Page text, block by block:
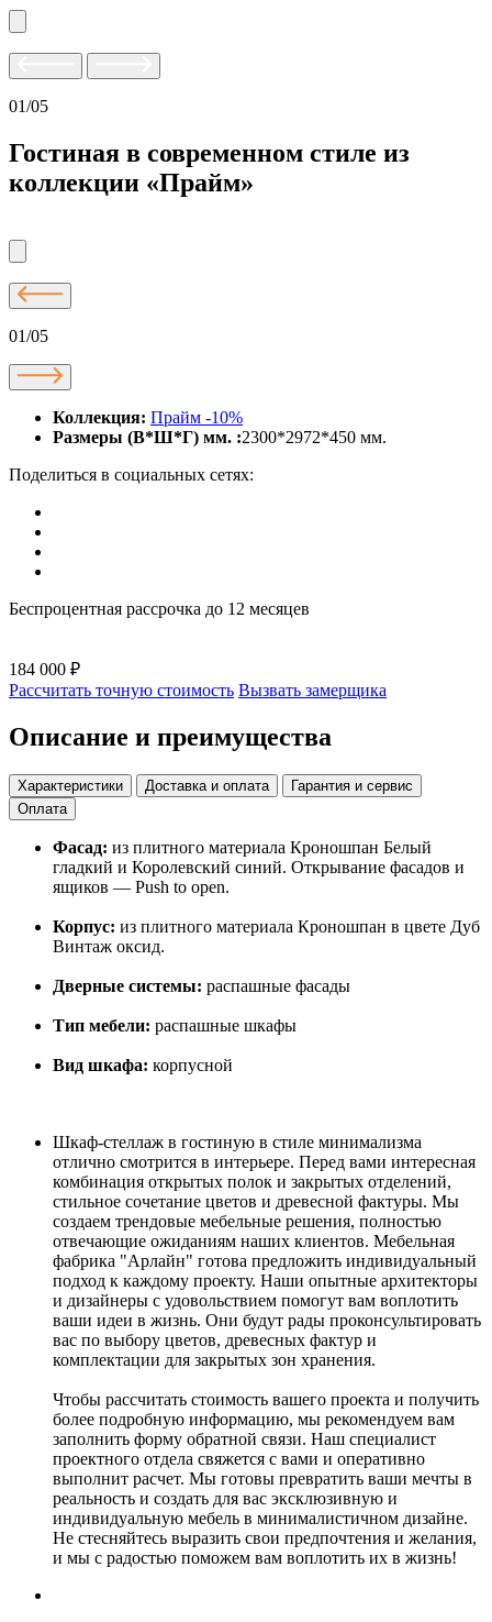
01/05
Гостиная в современном стиле из
коллекции «Прайм»
01/05
Коллекция: Прайм -10%
Размеры (В*Ш*Г) мм. :2300*2972*450 мм.
Поделиться в социальных сетях:
Беспроцентная рассрочка до 12 месяцев
184 000 ₽
Рассчитать точную стоимость Вызвать замерщика
Описание и преимущества
Характеристики Доставка и оплата
Гарантия и сервис
Оплата
Фасад: из плитного материала Кроношпан Белый
гладкий и Королевский синий. Открывание фасадов и
ящиков — Push to open.
Корпус: из плитного материала Кроношпан в цвете Дуб
Винтаж оксид.
Дверные системы: распашные фасады
Тип мебели: распашные шкафы
Вид шкафа: корпусной
Шкаф-стеллаж в гостиную в стиле минимализма
отлично смотрится в интерьере. Перед вами интересная
комбинация открытых полок и закрытых отделений,
стильное сочетание цветов и древесной фактуры. Мы
создаем трендовые мебельные решения, полностью
отвечающие ожиданиям наших клиентов. Мебельная
фабрика "Арлайн" готова предложить индивидуальный
подход к каждому проекту. Наши опытные архитекторы
и дизайнеры с удовольствием помогут вам воплотить
ваши идеи в жизнь. Они будут рады проконсультировать
вас по выбору цветов, древесных фактур и
комплектации для закрытых зон хранения.
Чтобы рассчитать стоимость вашего проекта и получить
более подробную информацию, мы рекомендуем вам
заполнить форму обратной связи. Наш специалист
проектного отдела свяжется с вами и оперативно
выполнит расчет. Мы готовы превратить ваши мечты в
реальность и создать для вас эксклюзивную и
индивидуальную мебель в минималистичном дизайне.
Не стесняйтесь выразить свои предпочтения и желания,
и мы с радостью поможем вам воплотить их в жизнь!